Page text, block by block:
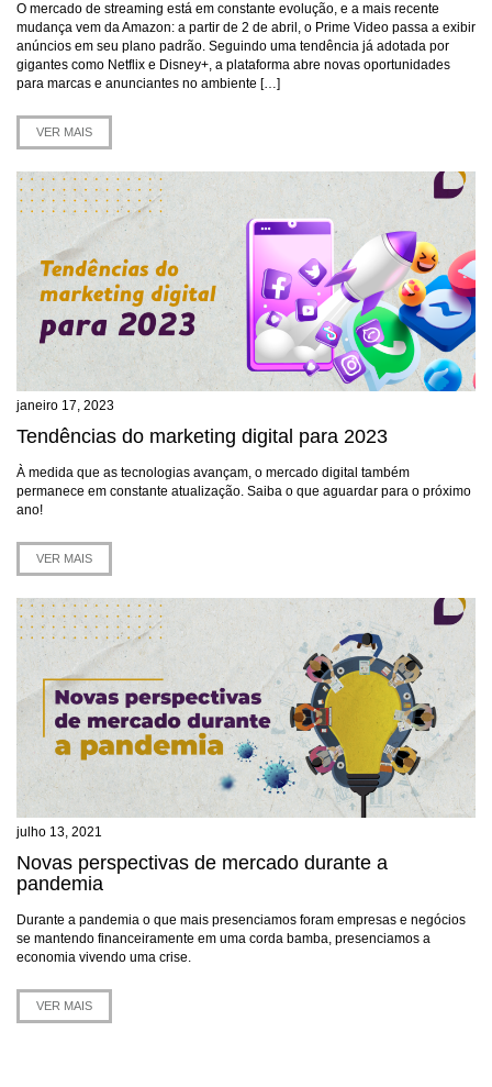
O mercado de streaming está em constante evolução, e a mais recente
mudança vem da Amazon: a partir de 2 de abril, o Prime Video passa a exibir
anúncios em seu plano padrão. Seguindo uma tendência já adotada por
gigantes como Netflix e Disney+, a plataforma abre novas oportunidades
para marcas e anunciantes no ambiente […]
VER MAIS
janeiro 17, 2023
Tendências do marketing digital para 2023
À medida que as tecnologias avançam, o mercado digital também
permanece em constante atualização. Saiba o que aguardar para o próximo
ano!
VER MAIS
julho 13, 2021
Novas perspectivas de mercado durante a
pandemia
Durante a pandemia o que mais presenciamos foram empresas e negócios
se mantendo financeiramente em uma corda bamba, presenciamos a
economia vivendo uma crise.
VER MAIS